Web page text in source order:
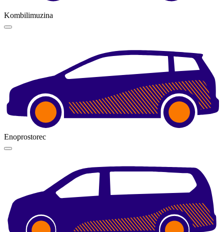
Kombilimuzina
Enoprostorec